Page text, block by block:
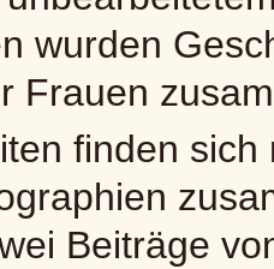
wurden
Frauen
finden
Beiträge